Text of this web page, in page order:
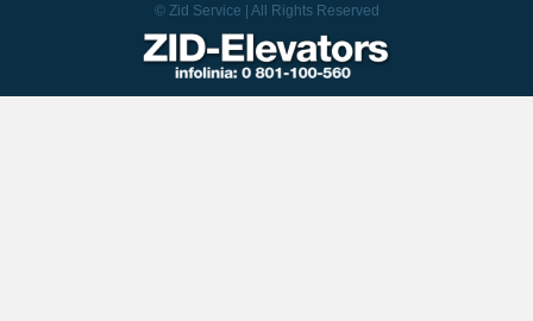
© Zid Service | All Rights Reserved